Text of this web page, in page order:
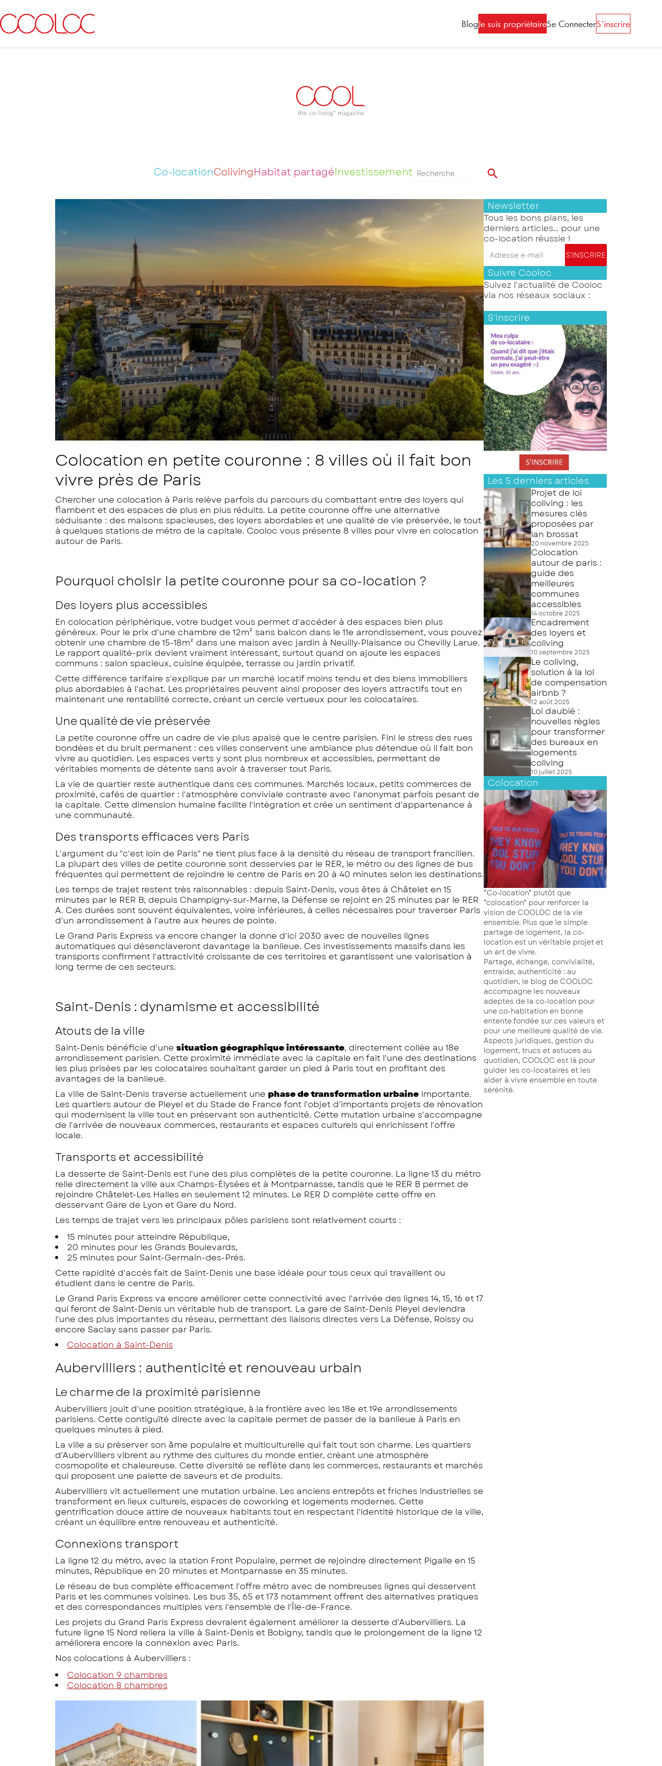
BlogJe suis propriétaireSe ConnecterS'inscrire
Co-locationColivingHabitat partagéInvestissement
Colocation en petite couronne : 8 villes où il fait bon
vivre près de Paris
Chercher une colocation à Paris relève parfois du parcours du combattant entre des loyers qui
flambent et des espaces de plus en plus réduits. La petite couronne offre une alternative
séduisante : des maisons spacieuses, des loyers abordables et une qualité de vie préservée, le tout
à quelques stations de métro de la capitale. Cooloc vous présente 8 villes pour vivre en colocation
autour de Paris.
Pourquoi choisir la petite couronne pour sa co-location ?
Des loyers plus accessibles
En colocation périphérique, votre budget vous permet d'accéder à des espaces bien plus
généreux. Pour le prix d'une chambre de 12m² sans balcon dans le 11e arrondissement, vous pouvez
obtenir une chambre de 15-18m² dans une maison avec jardin à Neuilly-Plaisance ou Chevilly Larue.
Le rapport qualité-prix devient vraiment intéressant, surtout quand on ajoute les espaces
communs : salon spacieux, cuisine équipée, terrasse ou jardin privatif.
Cette différence tarifaire s'explique par un marché locatif moins tendu et des biens immobiliers
plus abordables à l'achat. Les propriétaires peuvent ainsi proposer des loyers attractifs tout en
maintenant une rentabilité correcte, créant un cercle vertueux pour les colocataires.
Une qualité de vie préservée
La petite couronne offre un cadre de vie plus apaisé que le centre parisien. Fini le stress des rues
bondées et du bruit permanent : ces villes conservent une ambiance plus détendue où il fait bon
vivre au quotidien. Les espaces verts y sont plus nombreux et accessibles, permettant de
véritables moments de détente sans avoir à traverser tout Paris.
La vie de quartier reste authentique dans ces communes. Marchés locaux, petits commerces de
proximité, cafés de quartier : l'atmosphère conviviale contraste avec l'anonymat parfois pesant de
la capitale. Cette dimension humaine facilite l'intégration et crée un sentiment d'appartenance à
une communauté.
Des transports efficaces vers Paris
L'argument du "c'est loin de Paris" ne tient plus face à la densité du réseau de transport francilien.
La plupart des villes de petite couronne sont desservies par le RER, le métro ou des lignes de bus
fréquentes qui permettent de rejoindre le centre de Paris en 20 à 40 minutes selon les destinations.
Les temps de trajet restent très raisonnables : depuis Saint-Denis, vous êtes à Châtelet en 15
minutes par le RER B, depuis Champigny-sur-Marne, la Défense se rejoint en 25 minutes par le RER
A. Ces durées sont souvent équivalentes, voire inférieures, à celles nécessaires pour traverser Paris
d'un arrondissement à l'autre aux heures de pointe.
Le Grand Paris Express va encore changer la donne d'ici 2030 avec de nouvelles lignes
automatiques qui désenclaveront davantage la banlieue. Ces investissements massifs dans les
transports confirment l'attractivité croissante de ces territoires et garantissent une valorisation à
long terme de ces secteurs.
Saint-Denis : dynamisme et accessibilité
Atouts de la ville
Saint-Denis bénéficie d'une situation géographique intéressante, directement collée au 18e
arrondissement parisien. Cette proximité immédiate avec la capitale en fait l'une des destinations
les plus prisées par les colocataires souhaitant garder un pied à Paris tout en profitant des
avantages de la banlieue.
La ville de Saint-Denis traverse actuellement une phase de transformation urbaine importante.
Les quartiers autour de Pleyel et du Stade de France font l'objet d'importants projets de rénovation
qui modernisent la ville tout en préservant son authenticité. Cette mutation urbaine s'accompagne
de l'arrivée de nouveaux commerces, restaurants et espaces culturels qui enrichissent l'offre
locale.
Transports et accessibilité
La desserte de Saint-Denis est l'une des plus complètes de la petite couronne. La ligne 13 du métro
relie directement la ville aux Champs-Élysées et à Montparnasse, tandis que le RER B permet de
rejoindre Châtelet-Les Halles en seulement 12 minutes. Le RER D complète cette offre en
desservant Gare de Lyon et Gare du Nord.
Les temps de trajet vers les principaux pôles parisiens sont relativement courts :
15 minutes pour atteindre République,
20 minutes pour les Grands Boulevards,
25 minutes pour Saint-Germain-des-Prés.
Cette rapidité d'accès fait de Saint-Denis une base idéale pour tous ceux qui travaillent ou
étudient dans le centre de Paris.
Le Grand Paris Express va encore améliorer cette connectivité avec l'arrivée des lignes 14, 15, 16 et 17
qui feront de Saint-Denis un véritable hub de transport. La gare de Saint-Denis Pleyel deviendra
l'une des plus importantes du réseau, permettant des liaisons directes vers La Défense, Roissy ou
encore Saclay sans passer par Paris.
Colocation à Saint-Denis
Aubervilliers : authenticité et renouveau urbain
Le charme de la proximité parisienne
Aubervilliers jouit d'une position stratégique, à la frontière avec les 18e et 19e arrondissements
parisiens. Cette contiguïté directe avec la capitale permet de passer de la banlieue à Paris en
quelques minutes à pied.
La ville a su préserver son âme populaire et multiculturelle qui fait tout son charme. Les quartiers
d'Aubervilliers vibrent au rythme des cultures du monde entier, créant une atmosphère
cosmopolite et chaleureuse. Cette diversité se reflète dans les commerces, restaurants et marchés
qui proposent une palette de saveurs et de produits.
Aubervilliers vit actuellement une mutation urbaine. Les anciens entrepôts et friches industrielles se
transforment en lieux culturels, espaces de coworking et logements modernes. Cette
gentrification douce attire de nouveaux habitants tout en respectant l'identité historique de la ville,
créant un équilibre entre renouveau et authenticité.
Connexions transport
La ligne 12 du métro, avec la station Front Populaire, permet de rejoindre directement Pigalle en 15
minutes, République en 20 minutes et Montparnasse en 35 minutes.
Le réseau de bus complète efficacement l'offre métro avec de nombreuses lignes qui desservent
Paris et les communes voisines. Les bus 35, 65 et 173 notamment offrent des alternatives pratiques
et des correspondances multiples vers l'ensemble de l'Île-de-France.
Les projets du Grand Paris Express devraient également améliorer la desserte d'Aubervilliers. La
future ligne 15 Nord reliera la ville à Saint-Denis et Bobigny, tandis que le prolongement de la ligne 12
améliorera encore la connexion avec Paris.
Nos colocations à Aubervilliers :
Colocation 9 chambres
Colocation 8 chambres
Newsletter
Tous les bons plans, les
derniers articles… pour une
co-location réussie !
Adresse e-mail S'INSCRIRE
Suivre Cooloc
Suivez l'actualité de Cooloc
via nos réseaux sociaux :
S'inscrire
Les 5 derniers articles
Projet de loi
coliving : les
mesures clés
proposées par
ian brossat
20 novembre 2025
Colocation
autour de paris :
guide des
meilleures
communes
accessibles
14 octobre 2025
Encadrement
des loyers et
coliving
10 septembre 2025
Le coliving,
solution à la loi
de compensation
airbnb ?
12 août 2025
Loi daubié :
nouvelles règles
pour transformer
des bureaux en
logements
coliving
10 juillet 2025
Colocation
“Co-location” plutôt que
“colocation” pour renforcer la
vision de COOLOC de la vie
ensemble. Plus que le simple
partage de logement, la co-
location est un véritable projet et
un art de vivre.
Partage, échange, convivialité,
entraide, authenticité : au
quotidien, le blog de COOLOC
accompagne les nouveaux
adeptes de la co-location pour
une co-habitation en bonne
entente fondée sur ces valeurs et
pour une meilleure qualité de vie.
Aspects juridiques, gestion du
logement, trucs et astuces au
quotidien, COOLOC est là pour
guider les co-locataires et les
aider à vivre ensemble en toute
sérénité.